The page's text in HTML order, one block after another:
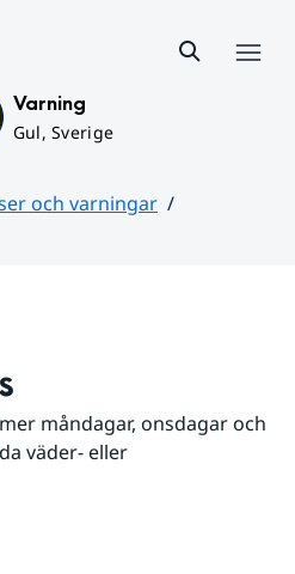
Varning
Gul, Sverige
och varningar
måndagar, onsdagar och
väder- eller